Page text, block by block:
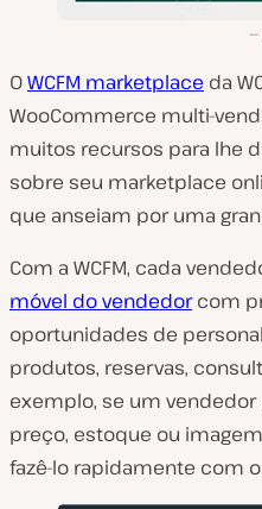
OWCFM marketplace da
WooCommerce multi-
muitos recursos para lhe
sobre seu marketplace
que anseiam por uma
Com a WCFM, cada
móvel do vendedorcom
oportunidades de
produtos, reservas,
exemplo, se um
preço, estoque ou
fazê-lo rapidamente com